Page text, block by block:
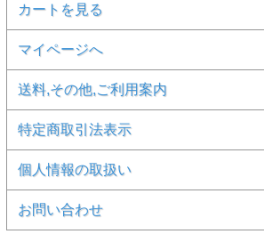
カートを見る
マイページへ
送料,その他,ご利用案内
特定商取引法表示
個人情報の取扱い
お問い合わせ